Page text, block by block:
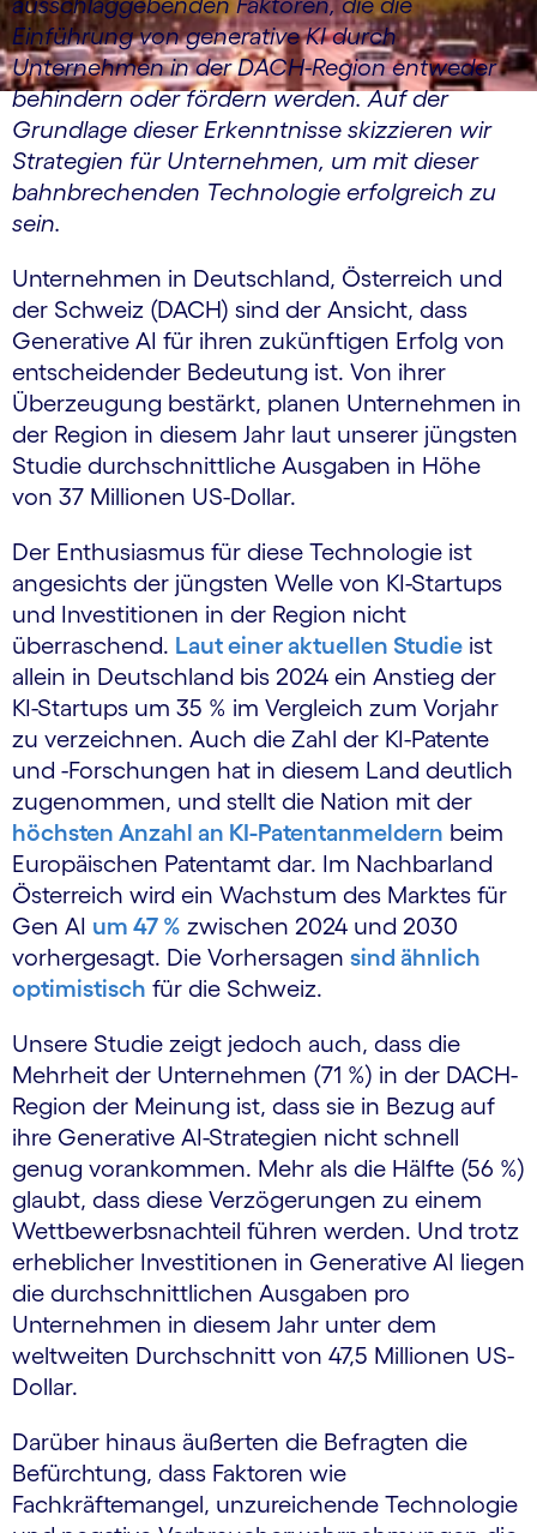
Einführung von generative KI durch
Unternehmen in der DACH-Region entweder
behindern oder fördern werden. Auf der
Grundlage dieser Erkenntnisse skizzieren wir
Strategien für Unternehmen, um mit dieser
bahnbrechenden Technologie erfolgreich zu
sein.
Unternehmen in Deutschland, Österreich und
der Schweiz (DACH) sind der Ansicht, dass
Generative AI für ihren zukünftigen Erfolg von
entscheidender Bedeutung ist. Von ihrer
Überzeugung bestärkt, planen Unternehmen in
der Region in diesem Jahr laut unserer jüngsten
Studie durchschnittliche Ausgaben in Höhe
von 37 Millionen US-Dollar.
Der Enthusiasmus für diese Technologie ist
angesichts der jüngsten Welle von KI-Startups
und Investitionen in der Region nicht
überraschend. Laut einer aktuellen Studie ist
allein in Deutschland bis 2024 ein Anstieg der
KI-Startups um 35 % im Vergleich zum Vorjahr
zu verzeichnen. Auch die Zahl der KI-Patente
und -Forschungen hat in diesem Land deutlich
zugenommen, und stellt die Nation mit der
höchsten Anzahl an KI-Patentanmeldern beim
Europäischen Patentamt dar. Im Nachbarland
Österreich wird ein Wachstum des Marktes für
Gen AI um 47 % zwischen 2024 und 2030
vorhergesagt. Die Vorhersagen sind ähnlich
optimistisch für die Schweiz.
Unsere Studie zeigt jedoch auch, dass die
Mehrheit der Unternehmen (71 %) in der DACH-
Region der Meinung ist, dass sie in Bezug auf
ihre Generative AI-Strategien nicht schnell
genug vorankommen. Mehr als die Hälfte (56 %)
glaubt, dass diese Verzögerungen zu einem
Wettbewerbsnachteil führen werden. Und trotz
erheblicher Investitionen in Generative AI liegen
die durchschnittlichen Ausgaben pro
Unternehmen in diesem Jahr unter dem
weltweiten Durchschnitt von 47,5 Millionen US-
Dollar.
Darüber hinaus äußerten die Befragten die
Befürchtung, dass Faktoren wie
Fachkräftemangel, unzureichende Technologie